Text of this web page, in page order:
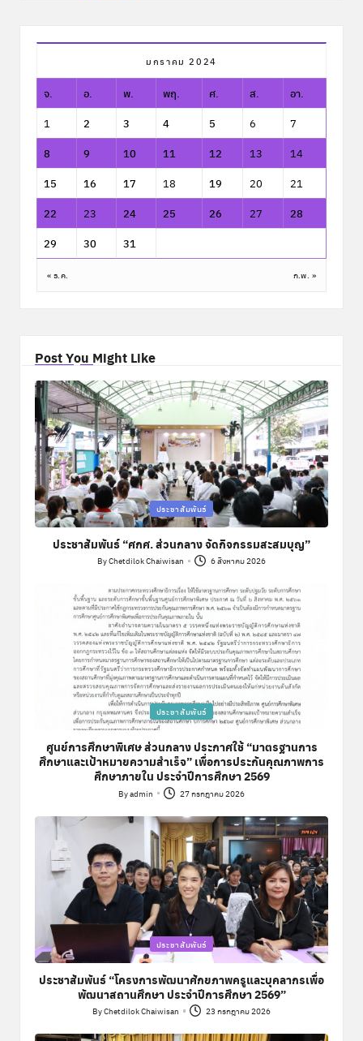
มกราคม 2024
จ. อ. พ. พฤ. ศ. ส.
อา.
1
2 3 4 5 6
7
8
9 10 11 12 13
14
15
16 17 18 19 20
21
22
23 24 25 26 27
28
29
30 31
« ธ.ค. ก.พ. »
Post You Might Like
Posted
in
ประชาสัมพันธ์
ประชาสัมพันธ์ “ศกศ. ส่วนกลาง จัดกิจกรรมสะสมบุญ”
Posted
ByChetdilok Chaiwisan 6 สิงหาคม 2026
Posted
ประชาสัมพันธ์
ศูนย์การศึกษาพิเศษ ส่วนกลาง ประกาศใช้ “มาตรฐานการ
ศึกษาและเป้าหมายความสำเร็จ” เพื่อการประกันคุณภาพการ
ศึกษาภายใน ประจำปีการศึกษา 2569
Posted
by
Byadmin 27 กรกฎาคม 2026
Posted
in
ประชาสัมพันธ์
ประชาสัมพันธ์ “โครงการพัฒนาศักยภาพครูและบุคลากรเพื่อ
พัฒนาสถานศึกษา ประจำปีการศึกษา 2569”
Posted
by
ByChetdilok Chaiwisan 23 กรกฎาคม 2026